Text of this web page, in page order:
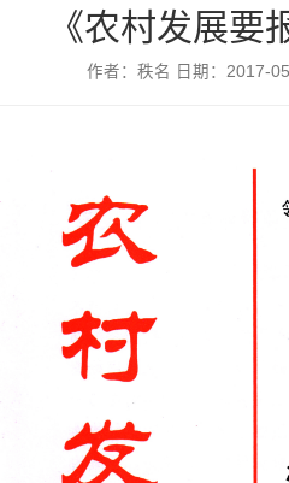
《农村发展要
作者：秩名 日期：2017-